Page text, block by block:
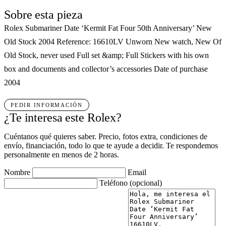
Sobre esta pieza
Rolex Submariner Date ‘Kermit Fat Four 50th Anniversary’ New
Old Stock 2004 Reference: 16610LV Unworn New watch, New Of
Old Stock, never used Full set &amp; Full Stickers with his own
box and documents and collector’s accessories Date of purchase
2004
PEDIR INFORMACIÓN
¿Te interesa este Rolex?
Cuéntanos qué quieres saber. Precio, fotos extra, condiciones de
envío, financiación, todo lo que te ayude a decidir. Te respondemos
personalmente en menos de 2 horas.
Nombre
Email
Teléfono (opcional)